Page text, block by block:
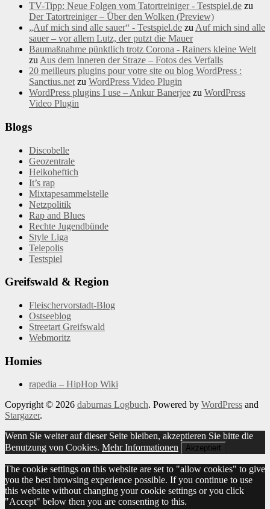
TV-Tipp: Neue Folgen vom Tatortreiniger - Testspiel.de zu
Der Tatortreiniger – Über den Wolken (Preview)
„Auf mich sind alle sauer“ - Testspiel.de zu Auf mich sind alle
sauer – vor allem Lutz, der putzt die Mauer
Baumaßnahme pünktlich trotz Corona - Rainers kleine Welt
zu Aus dem Inneren der Straze – Fotos des Verfalls
20 meilleurs plugins pour votre site ou blog WordPress :
Sanctius.net zu WordPress Video Plugin
WordPress plugins I use – Ankur Banerjee zu WordPress
Video Plugin
Blogs
Discobelle
Geozentrale
Heikoheftich
It’s rap
Mixtapesammelstelle
Netzpolitik
Rap and Blues
Rechte Jugendbünde
Style Liga
Telepolis
Testspiel
Greifswald & Region
Fleischervorstadt-Blog
Ostseeblog
Streetart Greifswald
Webmoritz
Homies
rapedia – HipHop Wiki
Copyright © 2026 daburnas Logbuch. Powered by WordPress and
Stargazer.
Wenn Sie weiter auf dieser Seite bleiben, akzeptieren Sie bitte die
Benutzung von Cookies. Mehr Informationen Akzeptiert
The cookie settings on this website are set to "allow cookies" to give
you the best browsing experience possible. If you continue to use
this website without changing your cookie settings or you click
"Accept" below then you are consenting to this.